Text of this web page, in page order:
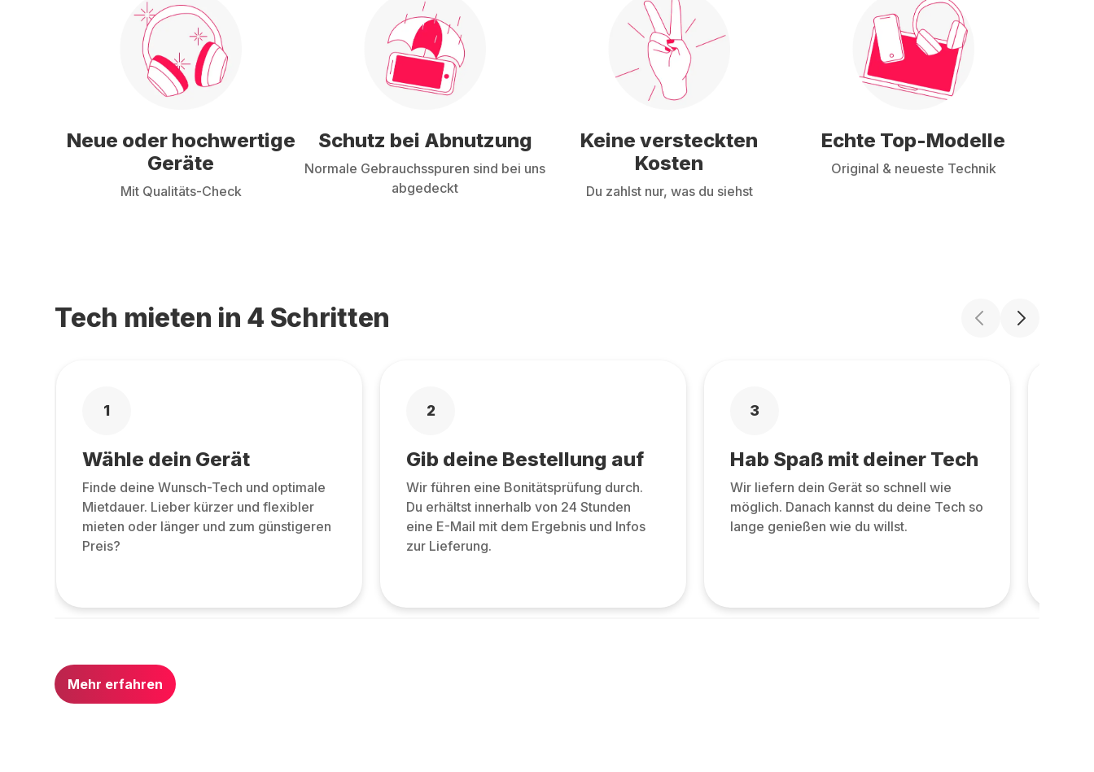
Neue oder hochwertige
Geräte
Mit Qualitäts-Check
Schutz bei Abnutzung
Normale Gebrauchsspuren sind bei uns
abgedeckt
Keine versteckten
Kosten
Du zahlst nur, was du siehst
Echte Top-Modelle
Original & neueste Technik
Tech mieten in 4 Schritten
1
Wähle dein Gerät
Finde deine Wunsch-Tech und optimale
Mietdauer. Lieber kürzer und flexibler
mieten oder länger und zum günstigeren
Preis?
2
Gib deine Bestellung auf
Wir führen eine Bonitätsprüfung durch.
Du erhältst innerhalb von 24 Stunden
eine E-Mail mit dem Ergebnis und Infos
zur Lieferung.
3
Hab Spaß mit deiner Tech
Wir liefern dein Gerät so schnell wie
möglich. Danach kannst du deine Tech so
lange genießen wie du willst.
Mehr erfahren